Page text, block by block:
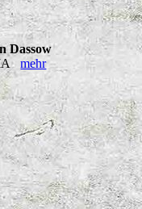
Dassow
mehr